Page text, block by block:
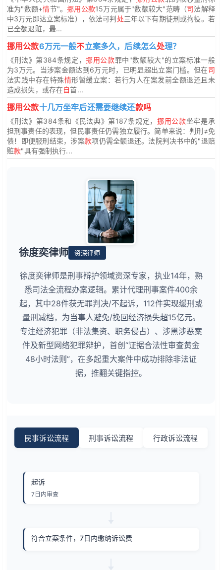
准为"数额+情节"。挪用公款15万元属于"数额较大"范畴（司法解释
中3万元即达立案标准），依法可判处三年以下有期徒刑或拘役。若
已全额退赃，最...
挪用公款6万元一般不立案多久，后续怎么处理？
《刑法》第384条规定，挪用公款罪中"数额较大"的立案标准一般
为3万元。当涉案金额达到6万元时，已明显超出立案门槛。但在司
法实践中存在特殊情形暂缓立案：若行为人在案发前全额退还且未
造成损失，或存在自首...
挪用公款十几万坐牢后还需要继续还款吗
《刑法》第384条和《民法典》第187条规定， 挪用公款坐牢是承
担刑事责任的表现，但民事责任仍需独立履行。简单来说：判刑≠免
债！即便服刑结束，涉案款项仍需全额退还。法院判决书中的"退赔
赃款"具有强制执行...
徐度奕律师 资深律师
徐度奕律师是刑事辩护领域资深专家，执业14年，熟
悉司法全流程办案逻辑。累计代理刑事案件400余
起，其中28件获无罪判决/不起诉，112件实现缓刑或
量刑减档，为当事人避免/挽回经济损失超15亿元。
专注经济犯罪（非法集资、职务侵占）、涉黑涉恶案
件及新型网络犯罪辩护，首创“证据合法性审查黄金
48小时法则”，在多起重大案件中成功排除非法证
据，推翻关键指控。
民事诉讼流程 刑事诉讼流程 行政诉讼流程
起诉
7日内审查
符合立案条件，7日内缴纳诉讼费